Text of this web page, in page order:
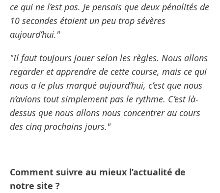
ce qui ne l’est pas. Je pensais que deux pénalités de
10 secondes étaient un peu trop sévères
aujourd’hui."
"Il faut toujours jouer selon les règles. Nous allons
regarder et apprendre de cette course, mais ce qui
nous a le plus marqué aujourd’hui, c’est que nous
n’avions tout simplement pas le rythme. C’est là-
dessus que nous allons nous concentrer au cours
des cinq prochains jours."
Comment suivre au mieux l’actualité de
notre site ?